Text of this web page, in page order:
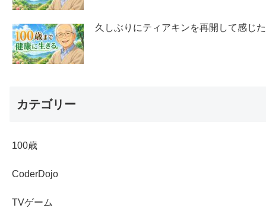
久しぶりにティアキンを再開して感じ
カテゴリー
100歳
CoderDojo
TVゲーム